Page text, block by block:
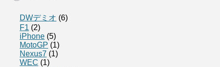
DWデミオ (6)
F1 (2)
iPhone (5)
MotoGP (1)
Nexus7 (1)
WEC (1)